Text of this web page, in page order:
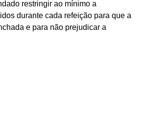
restringir ao mínimo a
durante cada refeição para que a
e para não prejudicar a